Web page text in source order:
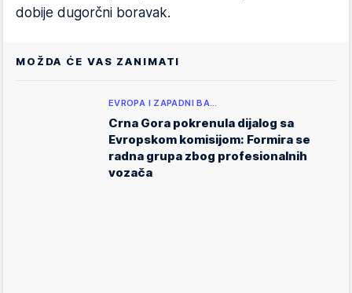
dobije dugorčni boravak.
MOŽDA ĆE VAS ZANIMATI
EVROPA I ZAPADNI BA…
Crna Gora pokrenula dijalog sa
Evropskom komisijom: Formira se
radna grupa zbog profesionalnih
vozača